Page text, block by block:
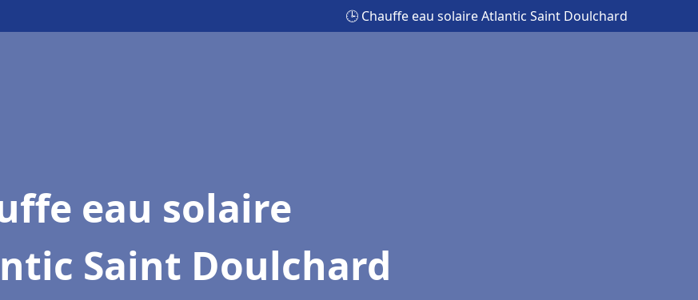
🕒 Chauffe eau solaire Atlantic Saint Doulchard
eau solaire
Saint Doulchard